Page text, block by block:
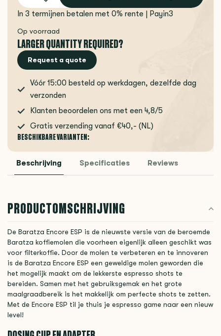
In 3 termijnen betalen met 0% rente | Payin3
Op voorraad
LARGER QUANTITY REQUIRED?
Request a quote
Vóór 15:00 besteld op werkdagen, dezelfde dag
verzonden
Klanten beoordelen ons met een 4,8/5
Gratis verzending vanaf €40,- (NL)
BESCHIKBARE VARIANTEN:
Beschrijving Specificaties Reviews
PRODUCTOMSCHRIJVING
De Baratza Encore ESP is de nieuwste versie van de beroemde
Baratza koffiemolen die voorheen eigenlijk alleen geschikt was
voor filterkoffie. Door de molen te verbeteren en te innoveren
is de Baratza Encore ESP een geweldige molen geworden die
het mogelijk maakt om de lekkerste espresso shots te
bereiden. Samen met het gebruiksgemak en het grote
maalgraadbereik is het makkelijk om perfecte shots te zetten.
Met de Encore ESP til je thuis je espresso game naar een nieuw
level!